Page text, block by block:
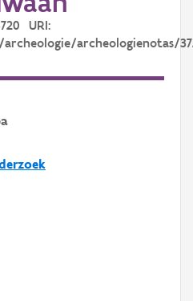
URI:
archeologienotas/